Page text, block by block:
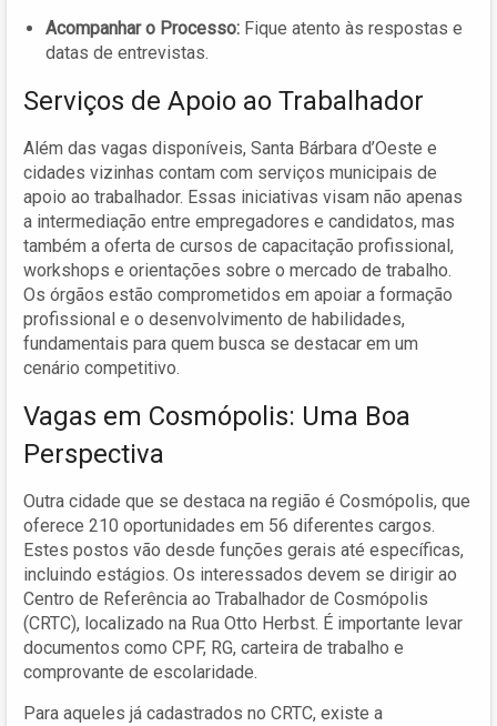
Acompanhar o Processo: Fique atento às respostas e
datas de entrevistas.
Serviços de Apoio ao Trabalhador
Além das vagas disponíveis, Santa Bárbara d’Oeste e
cidades vizinhas contam com serviços municipais de
apoio ao trabalhador. Essas iniciativas visam não apenas
a intermediação entre empregadores e candidatos, mas
também a oferta de cursos de capacitação profissional,
workshops e orientações sobre o mercado de trabalho.
Os órgãos estão comprometidos em apoiar a formação
profissional e o desenvolvimento de habilidades,
fundamentais para quem busca se destacar em um
cenário competitivo.
Vagas em Cosmópolis: Uma Boa
Perspectiva
Outra cidade que se destaca na região é Cosmópolis, que
oferece 210 oportunidades em 56 diferentes cargos.
Estes postos vão desde funções gerais até específicas,
incluindo estágios. Os interessados devem se dirigir ao
Centro de Referência ao Trabalhador de Cosmópolis
(CRTC), localizado na Rua Otto Herbst. É importante levar
documentos como CPF, RG, carteira de trabalho e
comprovante de escolaridade.
Para aqueles já cadastrados no CRTC, existe a